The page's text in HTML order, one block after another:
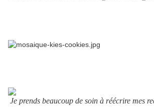
Je prends beaucoup de soin à réécrire mes